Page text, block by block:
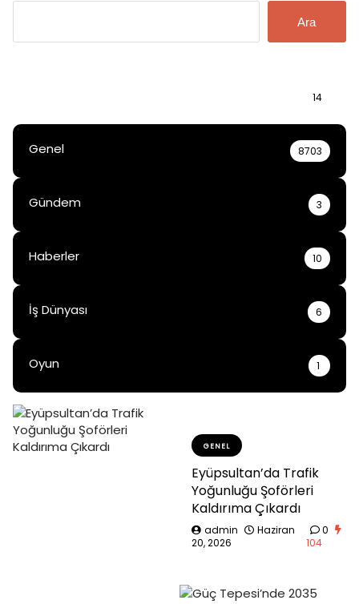
Ara
14
Genel 8703
Gündem 3
Haberler 10
İş Dünyası 6
Oyun 1
GENEL
Eyüpsultan’da Trafik
Yoğunluğu Şoförleri
Kaldırıma Çıkardı
admin
Haziran
20, 2026
0
104